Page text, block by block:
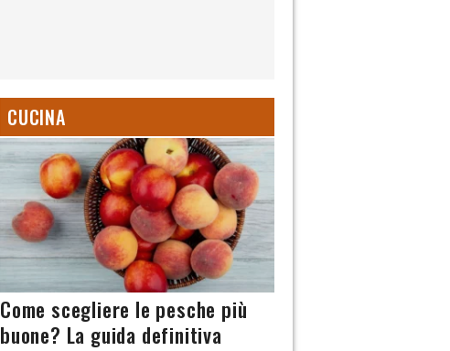
CUCINA
Come scegliere le pesche più
buone? La guida definitiva